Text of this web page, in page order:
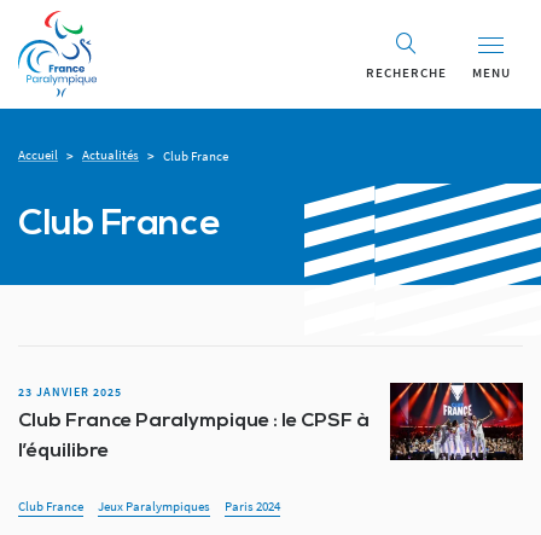
RECHERCHE MENU
Accueil > Actualités > Club France
Club France
23 JANVIER 2025
Club France Paralympique : le CPSF à
l’équilibre
Club France Jeux Paralympiques Paris 2024